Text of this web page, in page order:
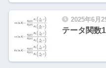
2025年6月
テータ関数